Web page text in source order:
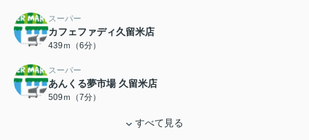
スーパー
カフェファディ久留米店
439ｍ（6分）
スーパー
あんくる夢市場 久留米店
509ｍ（7分）
すべて見る